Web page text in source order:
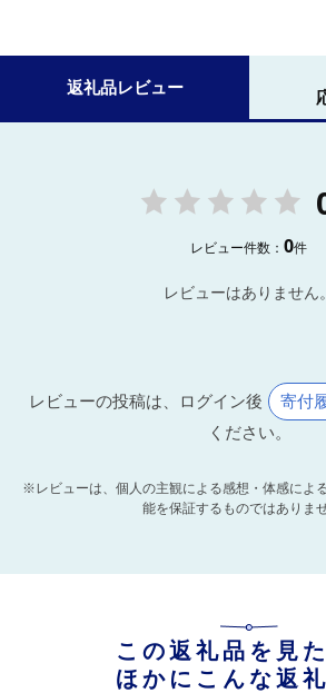
返礼品レビュー
レビュー件数：0件
レビューはありません。
レビューの投稿は、ログイン後 寄付
ください。
※レビューは、個人の主観による感想・体感によ
能を保証するものではありませ
この返礼品を見
ほかにこんな返